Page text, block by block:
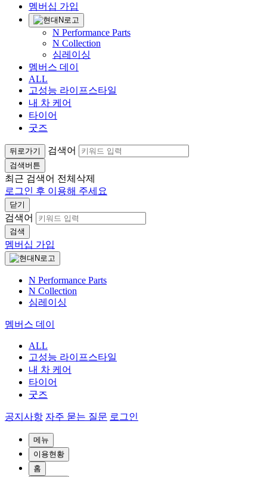
멤버십 가입
N Performance Parts
N Collection
심레이싱
멤버스 데이
ALL
고성능 라이프스타일
내 차 케어
타이어
굿즈
뒤로가기 검색어
검색버튼
최근 검색어 전체삭제
로그인 후 이용해 주세요
닫기
검색어
검색
멤버십 가입
N Performance Parts
N Collection
심레이싱
멤버스 데이
ALL
고성능 라이프스타일
내 차 케어
타이어
굿즈
공지사항 자주 묻는 질문 로그인
메뉴
이용현황
홈